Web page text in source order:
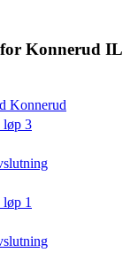
Konnerud IL
Konnerud
løp 3
løp 1